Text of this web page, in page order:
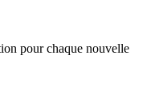
pour chaque nouvelle